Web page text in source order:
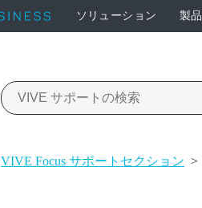
ソリューション 製品
VIVE Focus サポートセクション >